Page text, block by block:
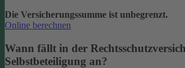
Die Versicherungssumme ist unbegrenzt.
Online berechnen
Wann fällt in der
Selbstbeteiligung an?